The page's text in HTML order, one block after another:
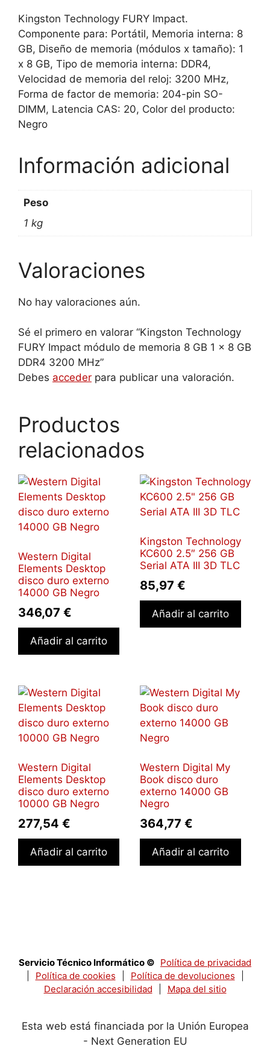
MHz
cantidad
Kingston Technology FURY Impact.
Componente para: Portátil, Memoria interna: 8
GB, Diseño de memoria (módulos x tamaño): 1
x 8 GB, Tipo de memoria interna: DDR4,
Velocidad de memoria del reloj: 3200 MHz,
Forma de factor de memoria: 204-pin SO-
DIMM, Latencia CAS: 20, Color del producto:
Negro
Información adicional
Peso
1 kg
Valoraciones
No hay valoraciones aún.
Sé el primero en valorar “Kingston Technology
FURY Impact módulo de memoria 8 GB 1 x 8 GB
DDR4 3200 MHz”
Debes acceder para publicar una valoración.
Productos
relacionados
Western Digital
Elements Desktop
disco duro externo
14000 GB Negro
346,07 €
Añadir al carrito
Kingston Technology
KC600 2.5″ 256 GB
Serial ATA III 3D TLC
85,97 €
Añadir al carrito
Western Digital
Elements Desktop
disco duro externo
10000 GB Negro
277,54 €
Añadir al carrito
Western Digital My
Book disco duro
externo 14000 GB
Negro
364,77 €
Añadir al carrito
Servicio Técnico Informático © Política de privacidad
Política de cookies Política de devoluciones
Declaración accesibilidad
Mapa del sitio
Esta web está financiada por la Unión Europea
- Next Generation EU